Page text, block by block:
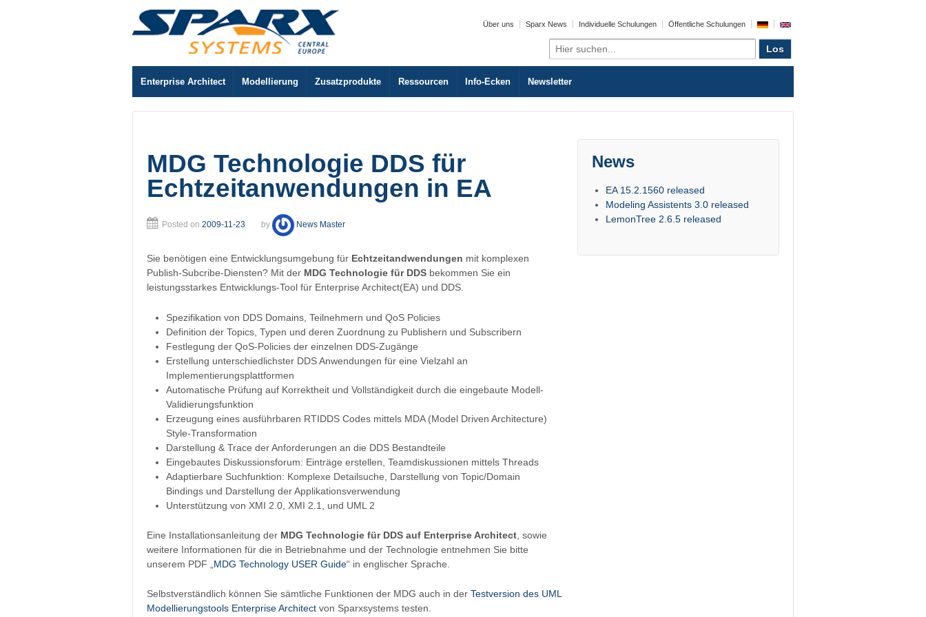
Über uns Sparx News Individuelle Schulungen Öffentliche Schulungen
Search
for:
Enterprise Architect Modellierung Zusatzprodukte Ressourcen Info-Ecken Newsletter
MDG Technologie DDS für
Echtzeitanwendungen in EA
Posted on 2009-11-23 by News Master
Sie benötigen eine Entwicklungsumgebung für Echtzeitandwendungen mit komplexen
Publish-Subcribe-Diensten? Mit der MDG Technologie für DDS bekommen Sie ein
leistungsstarkes Entwicklungs-Tool für Enterprise Architect(EA) und DDS.
Spezifikation von DDS Domains, Teilnehmern und QoS Policies
Definition der Topics, Typen und deren Zuordnung zu Publishern und Subscribern
Festlegung der QoS-Policies der einzelnen DDS-Zugänge
Erstellung unterschiedlichster DDS Anwendungen für eine Vielzahl an
Implementierungsplattformen
Automatische Prüfung auf Korrektheit und Vollständigkeit durch die eingebaute Modell-
Validierungsfunktion
Erzeugung eines ausführbaren RTIDDS Codes mittels MDA (Model Driven Architecture)
Style-Transformation
Darstellung & Trace der Anforderungen an die DDS Bestandteile
Eingebautes Diskussionsforum: Einträge erstellen, Teamdiskussionen mittels Threads
Adaptierbare Suchfunktion: Komplexe Detailsuche, Darstellung von Topic/Domain
Bindings und Darstellung der Applikationsverwendung
Unterstützung von XMI 2.0, XMI 2.1, und UML 2
Eine Installationsanleitung der MDG Technologie für DDS auf Enterprise Architect , sowie
weitere Informationen für die in Betriebnahme und der Technologie entnehmen Sie bitte
unserem PDF „ MDG Technology USER Guide“ in englischer Sprache.
Selbstverständlich können Sie sämtliche Funktionen der MDG auch in der Testversion des UML
Modellierungstools Enterprise Architect von Sparxsystems testen.
News
EA 15.2.1560 released
Modeling Assistents 3.0 released
LemonTree 2.6.5 released